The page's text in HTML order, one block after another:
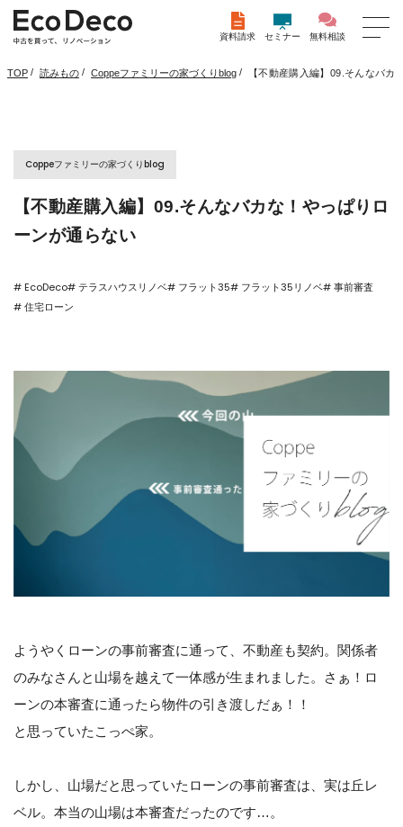
資料請求 セミナー 無料相談
TOP / 読みもの / Coppeファミリーの家づくりblog / 【不動産購入編】09.そんなバカ
Coppeファミリーの家づくりblog
【不動産購入編】09.そんなバカな！やっぱりロ
ーンが通らない
# EcoDeco# テラスハウスリノベ# フラット35# フラット35リノベ# 事前審査
# 住宅ローン
ようやくローンの事前審査に通って、不動産も契約。関係者
のみなさんと山場を越えて一体感が生まれました。さぁ！ロ
ーンの本審査に通ったら物件の引き渡しだぁ！！
と思っていたこっぺ家。
しかし、山場だと思っていたローンの事前審査は、実は丘レ
ベル。本当の山場は本審査だったのです…。